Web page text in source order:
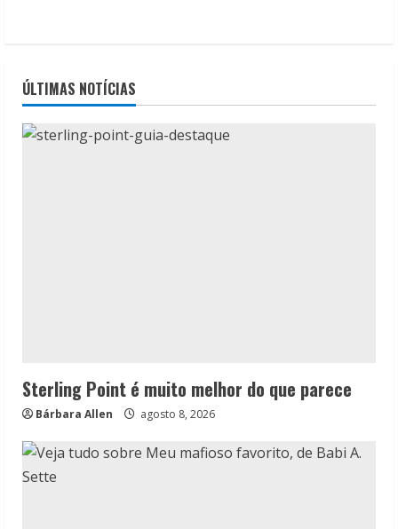
ÚLTIMAS NOTÍCIAS
Sterling Point é muito melhor do que parece
Bárbara Allen agosto 8, 2026